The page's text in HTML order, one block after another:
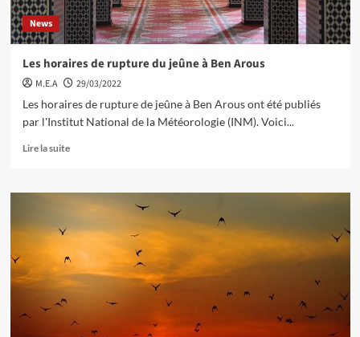
News
Les horaires de rupture du jeûne à Ben Arous
M.E.A
29/03/2022
Les horaires de rupture de jeûne à Ben Arous ont été publiés
par l'Institut National de la Météorologie (INM). Voici...
Lire la suite